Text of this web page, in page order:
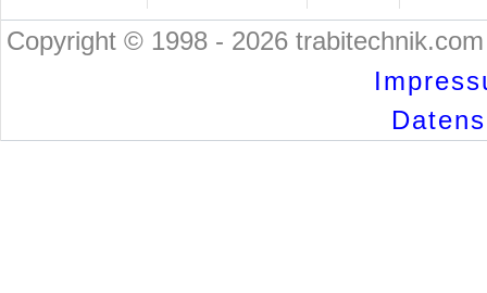
Copyright © 1998 - 2026